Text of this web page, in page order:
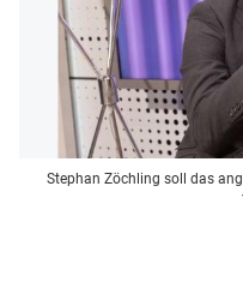
Stephan Zöchling soll das